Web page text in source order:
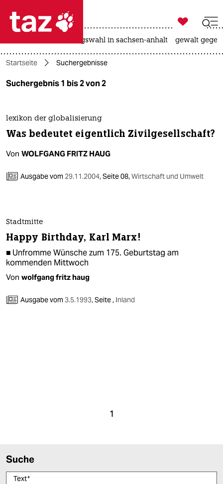
 taz zahl ich
taz zahl ich
themen
politik
öko
gesellschaft
kultur
berlin
nord
wahrheit

taz zahl ich
landtagswahl in sachsen-anhalt gewalt
Startseite Suchergebnisse
Suchergebnis 1 bis 2 von 2
lexikon der globalisierung
Was bedeutet eigentlich Zivilgesellschaft?
Von WOLFGANG FRITZ HAUG
Ausgabe vom 29.11.2004,Seite 08,Wirtschaft und Umwelt
Stadtmitte
Happy Birthday, Karl Marx!
■ Unfromme Wünsche zum 175. Geburtstag am
kommenden Mittwoch
Von wolfgang fritz haug
Ausgabe vom3.5.1993,Seite , Inland
1
Suche
Text*